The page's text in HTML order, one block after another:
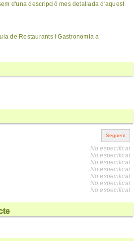
d'una descripció mes detallada d'aquest
de Restaurants i Gastronomia a
No especificat
No especificat
No especificat
No especificat
No especificat
No especificat
No especificat